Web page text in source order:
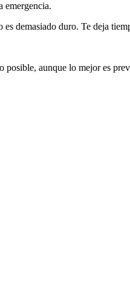
emergencia.
demasiado duro. Te deja
posible, aunque lo mejor es